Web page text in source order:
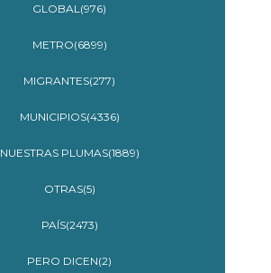
GLOBAL(976)
METRO(6899)
MIGRANTES(277)
MUNICIPIOS(4336)
NUESTRAS PLUMAS(1889)
OTRAS(5)
PAÍS(2473)
PERO DICEN(2)